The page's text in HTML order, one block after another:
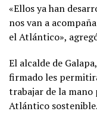
«Ellos ya han
nos van a
el Atlántico»,
El alcalde de
firmado les
trabajar de la mano
Atlántico sostenible.